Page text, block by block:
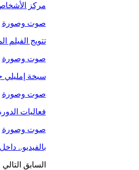
مركز
صوت وصورة
تتويج الفيلم
صوت وصورة
سبخة إمليلي
صوت وصورة
فعاليات الدورة 14 لمهرجان الداخلة الدولي
صوت وصورة
بالفيديو..
السابق التالي